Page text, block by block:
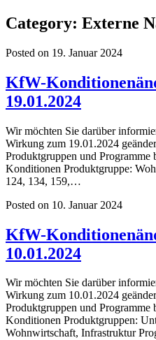
Category: Externe
Posted on 19. Januar 2024
KfW-
19.01.2024
Wir möchten Sie darüber
Wirkung zum 19.01.2024
Produktgruppen und Programme
Konditionen Produktgruppe:
124, 134, 159,…
Posted on 10. Januar 2024
KfW-
10.01.2024
Wir möchten Sie darüber
Wirkung zum 10.01.2024
Produktgruppen und Programme
Konditionen Produktgruppen:
Wohnwirtschaft, Infrastruktur